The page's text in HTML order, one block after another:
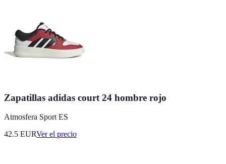
Zapatillas adidas court 24 hombre rojo
Atmosfera Sport ES
42.5 EURVer el precio